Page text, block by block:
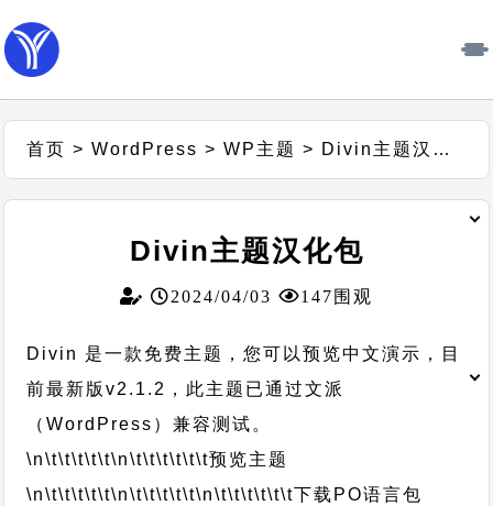
首页 >WordPress >WP主题 > Divin主题汉化包
Divin主题汉化包
2024/04/03 147围观
Divin 是一款免费主题，您可以预览中文演示，目
前最新版v2.1.2，此主题已通过文派
（WordPress）兼容测试。
\n\t\t\t\t\t\n\t\t\t\t\t\t预览主题
\n\t\t\t\t\t\n\t\t\t\t\t\n\t\t\t\t\t\t下载PO语言包